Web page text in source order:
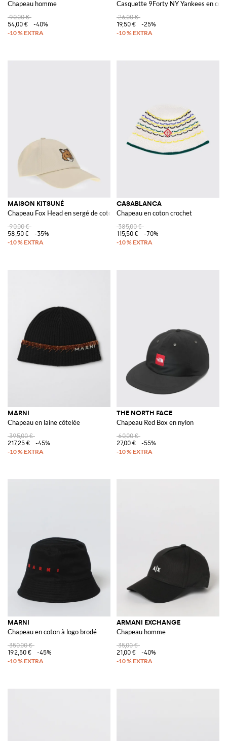
Chapeau homme
90,00 €
54,00 €
-40%
Casquette 9Forty NY Yankees en
26,00 €
19,50 €
-25%
MAISON KITSUNÉ
Chapeau Fox Head en sergé de coton
90,00 €
58,50 €
-35%
CASABLANCA
Chapeau en coton crochet
385,00 €
115,50 €
-70%
MARNI
Chapeau en laine côtelée
395,00 €
217,25 €
-45%
THE NORTH FACE
Chapeau Red Box en nylon
60,00 €
27,00 €
-55%
MARNI
Chapeau en coton à logo brodé
350,00 €
192,50 €
-45%
ARMANI EXCHANGE
Chapeau homme
35,00 €
21,00 €
-40%